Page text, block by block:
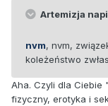
Artemizja
nvm, nvm,
koleżeństwo
Aha. Czyli dla Ciebie
fizyczny, erotyka i